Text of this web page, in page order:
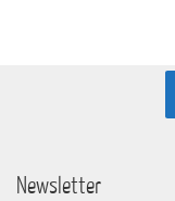
Newsletter